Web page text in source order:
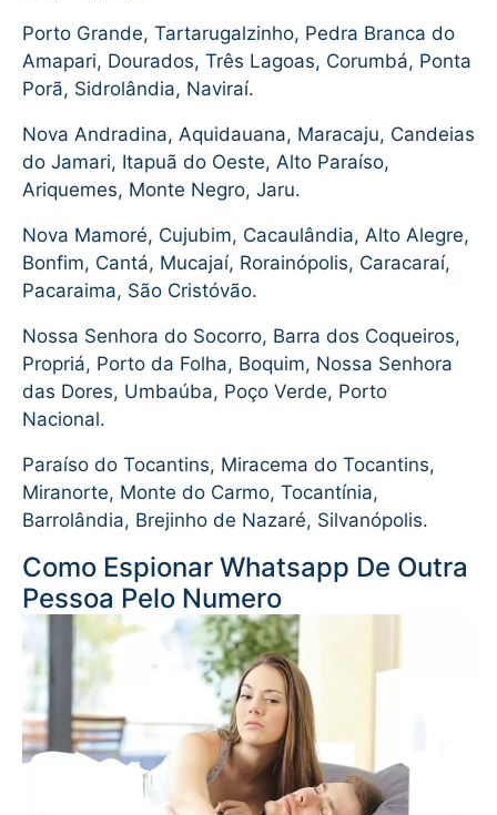
Porto Grande, Tartarugalzinho, Pedra Branca do
Amapari, Dourados, Três Lagoas, Corumbá, Ponta
Porã, Sidrolândia, Naviraí.
Nova Andradina, Aquidauana, Maracaju, Candeias
do Jamari, Itapuã do Oeste, Alto Paraíso,
Ariquemes, Monte Negro, Jaru.
Nova Mamoré, Cujubim, Cacaulândia, Alto Alegre,
Bonfim, Cantá, Mucajaí, Rorainópolis, Caracaraí,
Pacaraima, São Cristóvão.
Nossa Senhora do Socorro, Barra dos Coqueiros,
Propriá, Porto da Folha, Boquim, Nossa Senhora
das Dores, Umbaúba, Poço Verde, Porto
Nacional.
Paraíso do Tocantins, Miracema do Tocantins,
Miranorte, Monte do Carmo, Tocantínia,
Barrolândia, Brejinho de Nazaré, Silvanópolis.
Como Espionar Whatsapp De Outra
Pessoa Pelo Numero